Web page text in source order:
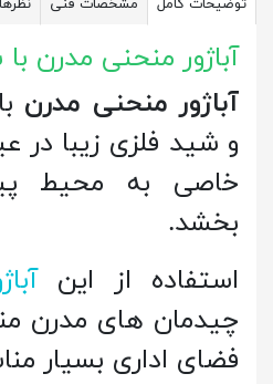
توضیحات کامل مشخصات فنی
آباژور منحنی مدرن
آباژور منحنی مدرن
و شید فلزی زیبا در
خاصی به محیط
بخشد.
استفاده از این
چیدمان های مدرن
فضای اداری بسیار